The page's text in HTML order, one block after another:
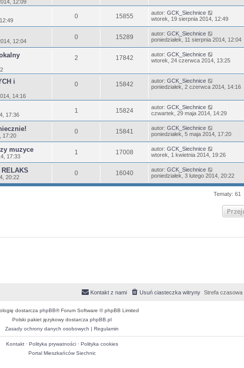
12:09
0 15855 autor: GCK_Siechnice
wtorek, 19 sierpnia 2014, 12:49
12:04
0 15289 autor: GCK_Siechnice
poniedziałek, 11 sierpnia 2014, 12:04
2 17842 autor: GCK_Siechnice
wtorek, 24 czerwca 2014, 13:25
i
14:16
0 15842 autor: GCK_Siechnice
poniedziałek, 2 czerwca 2014, 14:16
17:36
1 15824 autor: GCK_Siechnice
czwartek, 29 maja 2014, 14:29
17:20
0 15841 autor: GCK_Siechnice
poniedziałek, 5 maja 2014, 17:20
muzyce
17:33
1 17008 autor: GCK_Siechnice
wtorek, 1 kwietnia 2014, 19:26
20:22
0 16040 autor: GCK_Siechnice
poniedziałek, 3 lutego 2014, 20:22
Tematy: 61
Strefa czasowa
Usuń ciasteczka witryny
Kontakt z nami
dostarcza phpBB® Forum Software © phpBB Limited
Polski pakiet językowy dostarcza phpBB.pl
Zasady ochrony danych osobowych | Regulamin
Kontakt· Polityka prywatności· Polityka cookies
Portal Mieszkańców Siechnic